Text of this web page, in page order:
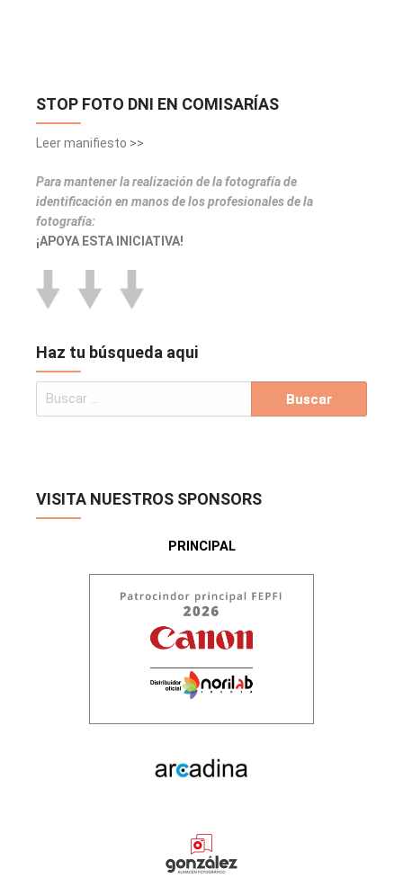
STOP FOTO DNI EN COMISARÍAS
Leer manifiesto >>
Para mantener la realización de la fotografía de
identificación en manos de los profesionales de la
fotografía:
¡APOYA ESTA INICIATIVA!
Haz tu búsqueda aqui
VISITA NUESTROS SPONSORS
PRINCIPAL